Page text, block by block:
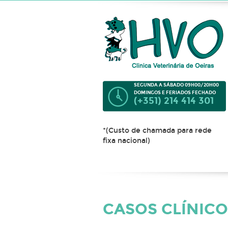
SEGUNDA A SÁBADO 09H00/20H00
DOMINGOS E FERIADOS FECHADO
(+351) 214 414 301
*(Custo de chamada para rede
fixa nacional)
CASOS